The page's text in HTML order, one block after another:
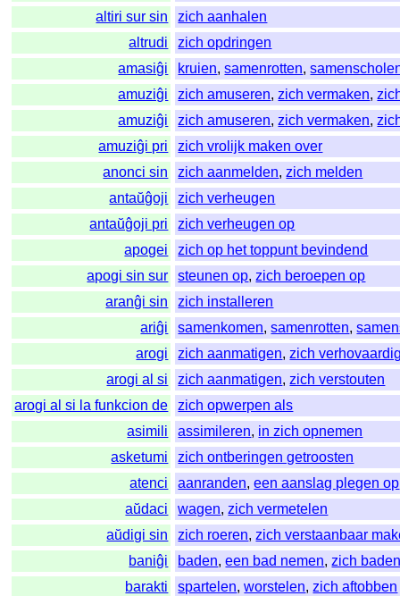
altiri sur sin
zich aanhalen
altrudi
zich opdringen
amasiĝi
kruien,samenrotten,
amuziĝi
zich amuseren,zich vermaken,
amuziĝi
zich amuseren,zich vermaken,
amuziĝi pri
zich vrolijk maken over
anonci sin
zich aanmelden,zich melden
antaŭĝoji
zich verheugen
antaŭĝoji pri
zich verheugen op
apogei
zich op het toppunt bevindend
apogi sin sur
steunen op,zich beroepen op
aranĝi sin
zich installeren
ariĝi
samenkomen,samenrotten,
arogi
zich aanmatigen,zich
arogi al si
zich aanmatigen,zich verstouten
arogi al si la funkcion de
zich opwerpen als
asimili
assimileren, in zich opnemen
asketumi
zich ontberingen getroosten
atenci
aanranden,een aanslag plegen op
aŭdaci
wagen,zich vermetelen
aŭdigi sin
zich roeren,zich verstaanbaar
baniĝi
baden,een bad nemen,zich
barakti
spartelen,worstelen,zich aftobben